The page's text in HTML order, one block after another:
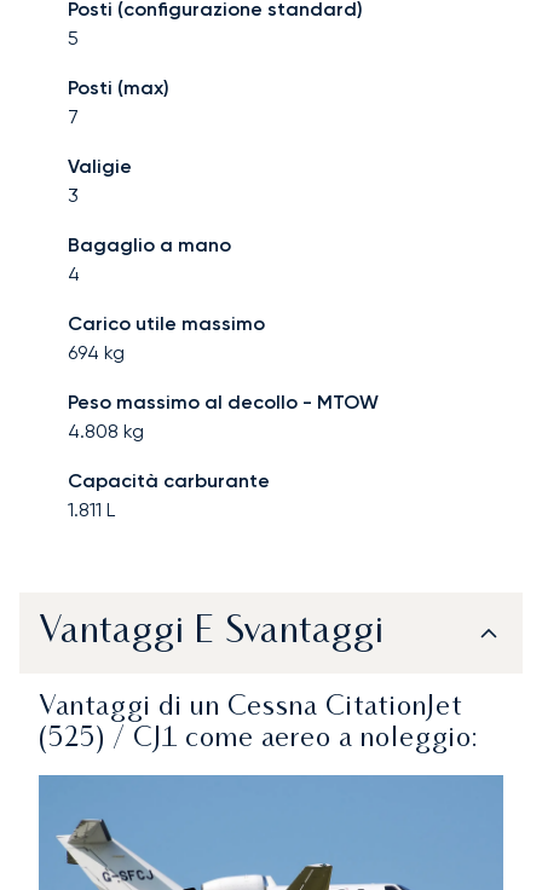
Posti (configurazione standard)
5
Posti (max)
7
Valigie
3
Bagaglio a mano
4
Carico utile massimo
694 kg
Peso massimo al decollo - MTOW
4.808 kg
Capacità carburante
1.811 L
Vantaggi E Svantaggi
Vantaggi di un Cessna CitationJet
(525) / CJ1 come aereo a noleggio: